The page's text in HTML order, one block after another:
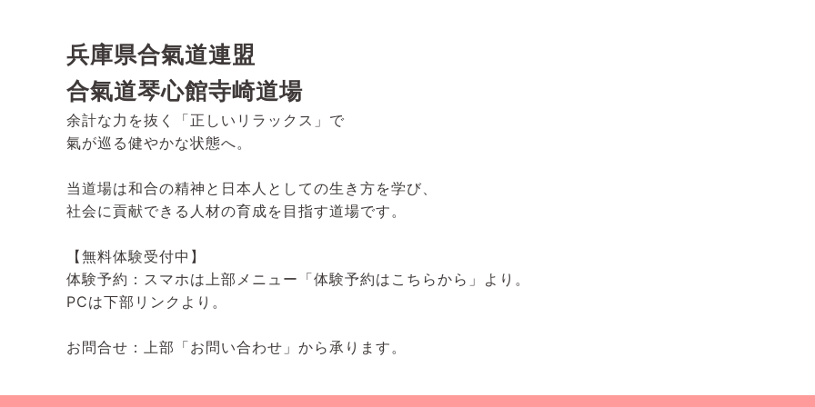
兵庫県合氣道連盟
合氣道琴心館寺崎道場
余計な力を抜く「正しいリラックス」で
氣が巡る健やかな状態へ。
当道場は和合の精神と日本人としての生き方を学び、
社会に貢献できる人材の育成を目指す道場です。
【無料体験受付中】
体験予約：スマホは上部メニュー「体験予約はこちらから」より。
PCは下部リンクより。
お問合せ：上部「お問い合わせ」から承ります。